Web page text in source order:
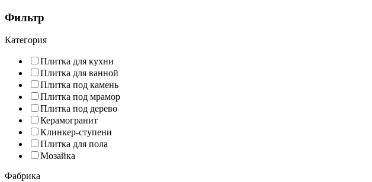
Фильтр
Категория
Плитка для кухни
Плитка для ванной
Плитка под камень
Плитка под мрамор
Плитка под дерево
Керамогранит
Клинкер-ступени
Плитка для пола
Мозайка
Фабрика